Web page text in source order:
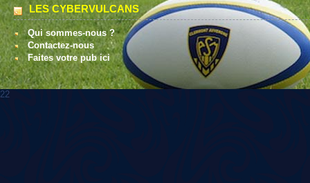
LES CYBERVULCANS
Qui sommes-nous ?
Contactez-nous
Faites votre pub ici
22